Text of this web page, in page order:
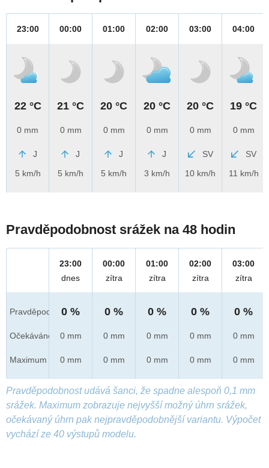
23:00
22 °C
0 mm
J
5 km/h
00:00
21 °C
0 mm
J
5 km/h
01:00
20 °C
0 mm
J
5 km/h
02:00
20 °C
0 mm
J
3 km/h
03:00
20 °C
0 mm
SV
10 km/h
04:00
19 °C
0 mm
SV
11 km/h
Pravděpodobnost srážek na 48 hodin
Pravděpod.
Očekáváno
Maximum
23:00
dnes
0 %
0 mm
0 mm
00:00
zítra
0 %
0 mm
0 mm
01:00
zítra
0 %
0 mm
0 mm
02:00
zítra
0 %
0 mm
0 mm
03:00
zítra
0 %
0 mm
0 mm
Pravděpodobnost udává šanci, že spadne alespoň 0,1 mm
srážek. Maximum zobrazuje nejvyšší možný úhrn srážek,
očekávaný úhrn pak nejpravděpodobnější variantu. Výpočet
vychází ze 40 výstupů modelu.